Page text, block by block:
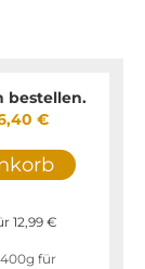
bestellen.
€
12,99 €
für